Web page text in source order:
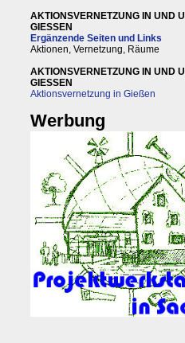
AKTIONSVERNETZUNG IN UND
GIESSEN
Ergänzende Seiten und Links
Aktionen, Vernetzung, Räume
AKTIONSVERNETZUNG IN UND
GIESSEN
Aktionsvernetzung in Gießen
Werbung